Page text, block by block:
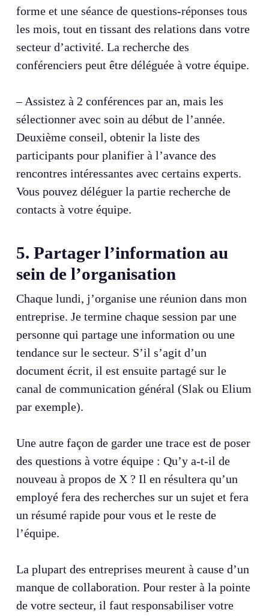
forme et une séance de questions-réponses tous
les mois, tout en tissant des relations dans votre
secteur d’activité. La recherche des
conférenciers peut être déléguée à votre équipe.
– Assistez à 2 conférences par an, mais les
sélectionner avec soin au début de l’année.
Deuxième conseil, obtenir la liste des
participants pour planifier à l’avance des
rencontres intéressantes avec certains experts.
Vous pouvez déléguer la partie recherche de
contacts à votre équipe.
5. Partager l’information au
sein de l’organisation
Chaque lundi, j’organise une réunion dans mon
entreprise. Je termine chaque session par une
personne qui partage une information ou une
tendance sur le secteur. S’il s’agit d’un
document écrit, il est ensuite partagé sur le
canal de communication général (Slak ou Elium
par exemple).
Une autre façon de garder une trace est de poser
des questions à votre équipe : Qu’y a-t-il de
nouveau à propos de X ? Il en résultera qu’un
employé fera des recherches sur un sujet et fera
un résumé rapide pour vous et le reste de
l’équipe.
La plupart des entreprises meurent à cause d’un
manque de collaboration. Pour rester à la pointe
de votre secteur, il faut responsabiliser votre